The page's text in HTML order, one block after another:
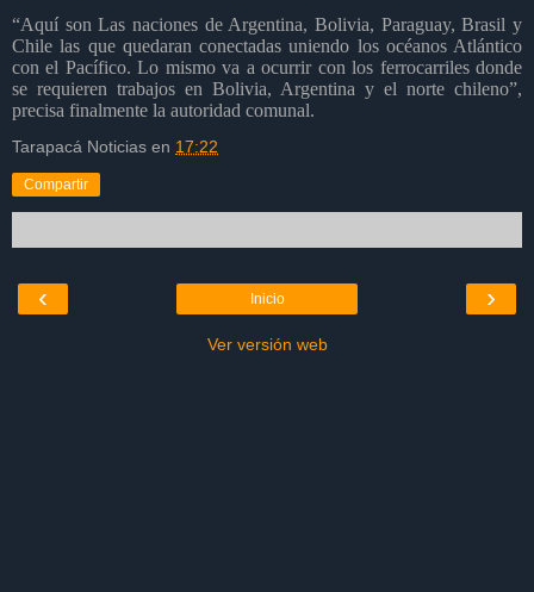
“Aquí son Las naciones de Argentina, Bolivia, Paraguay, Brasil y
Chile las que quedaran conectadas uniendo los océanos Atlántico
con el Pacífico. Lo mismo va a ocurrir con los ferrocarriles donde
se requieren trabajos en Bolivia, Argentina y el norte chileno”,
precisa finalmente la autoridad comunal.
Tarapacá Noticias en 17:22
Compartir
‹ ›
Inicio
Ver versión web